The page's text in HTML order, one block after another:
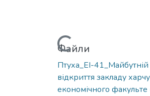
Вантажиться...
Файли
Птуха_ЕІ-41_Майбутній
відкриття закладу
економічного